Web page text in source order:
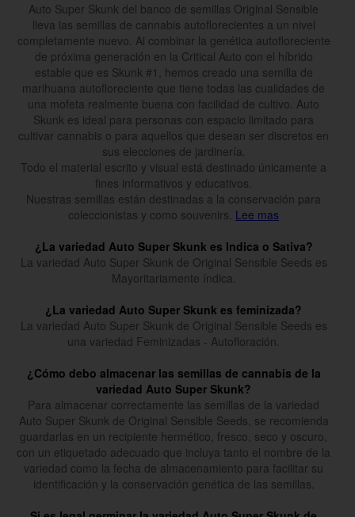
Auto Super Skunk del banco de semillas Original Sensible
lleva las semillas de cannabis autoflorecientes a un nivel
completamente nuevo. Al combinar la genética autofloreciente
de próxima generación en la Critical Auto con el híbrido
estable que es Skunk #1, hemos creado una semilla de
marihuana autofloreciente que tiene todas las cualidades de
una mofeta realmente buena con facilidad de cultivo. Auto
Skunk es ideal para personas con espacio limitado para
cultivar cannabis o para aquellos que desean ser discretos en
sus elecciones de jardinería.
Todo el material escrito y visual está destinado únicamente a
fines informativos y educativos.
Nuestras semillas están destinadas a la conservación para
coleccionistas y como souvenirs. Lee mas
¿La variedad Auto Super Skunk es Indica o Sativa?
La variedad Auto Super Skunk de Original Sensible Seeds es
Mayoritariamente índica.
¿La variedad Auto Super Skunk es feminizada?
La variedad Auto Super Skunk de Original Sensible Seeds es
una variedad Feminizadas - Autofloración.
¿Cómo debo almacenar las semillas de cannabis de la
variedad Auto Super Skunk?
Para almacenar correctamente las semillas de la variedad
Auto Super Skunk de Original Sensible Seeds, se recomienda
guardarlas en un recipiente hermético, fresco, seco y oscuro,
con un etiquetado adecuado que incluya tanto el nombre de la
variedad como la fecha de almacenamiento para facilitar su
identificación y la conservación genética de las semillas.